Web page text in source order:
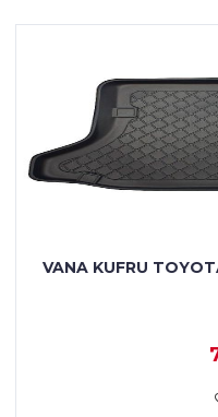
VANA KUFRU